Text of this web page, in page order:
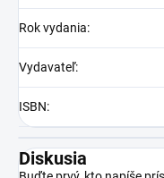
Rok vydania:
Vydavateľ:
ISBN:
Diskusia